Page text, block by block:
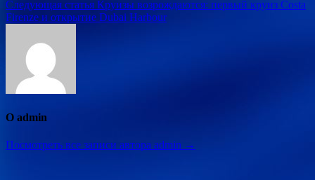
записям
Следующая статья Круизы возрождаются: первый круиз Costa
Firenze и открытие Dubai Harbour
О admin
Посмотреть все записи автора admin →